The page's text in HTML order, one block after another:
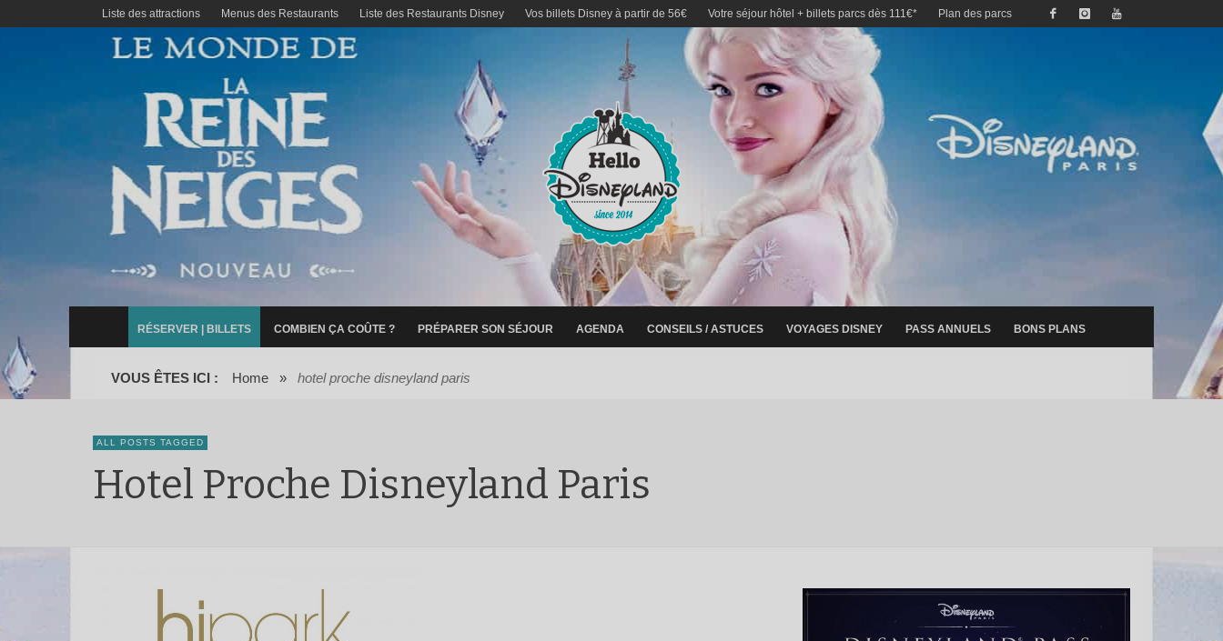
Liste des attractions Menus des Restaurants Liste des Restaurants Disney Vos billets Disney à partir de 56€ Votre séjour hôtel + billets parcs dès 111€* Plan des parcs
RÉSERVER | BILLETS COMBIEN ÇA COÛTE ? PRÉPARER SON SÉJOUR AGENDA CONSEILS / ASTUCES VOYAGES DISNEY PASS ANNUELS BONS PLANS
VOUS ÊTES ICI : Home » hotel proche disneyland paris
ALL POSTS TAGGED
Hotel Proche Disneyland Paris